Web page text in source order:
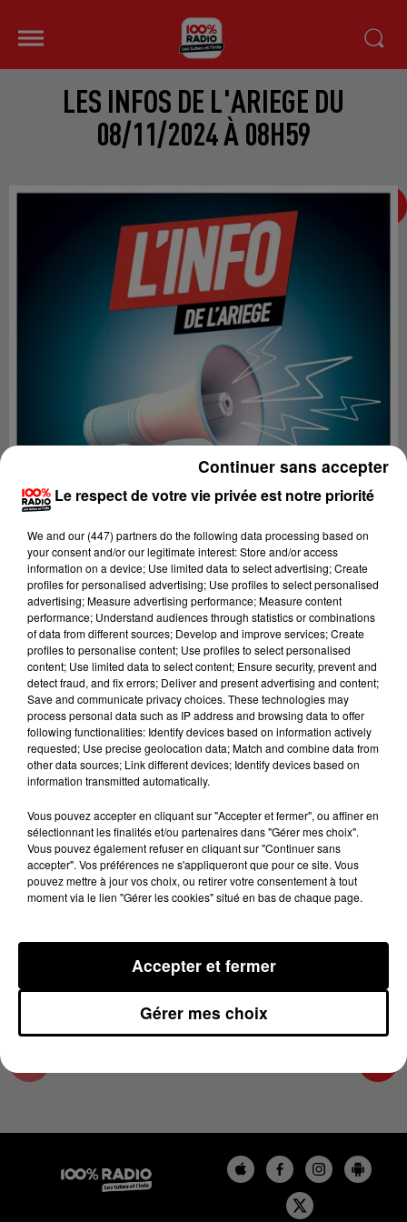
LES INFOS DE L'ARIEGE DU
08/11/2024 À 08H59
Lecture (4 min 21 sec)
100%
100% Radio les infos de l'Ariege
8 novembre 2024 - 4 min 21 sec
LES INFOS DE L'ARIEGE DU 08/11/2024 À
08H59
Podcasts infos de l'Ariège
Le respect de votre vie privée est notre priorité
We and our (447) partnersdo the following data processing based on
your consent and/or our legitimate interest: Store and/or access
information on a device; Use limited data to select advertising; Create
profiles for personalised advertising; Use profiles to select personalised
advertising; Measure advertising performance; Measure content
performance; Understand audiences through statistics or combinations
of data from different sources; Develop and improve services; Create
profiles to personalise content; Use profiles to select personalised
content; Use limited data to select content; Ensure security, prevent and
detect fraud, and fix errors; Deliver and present advertising and content;
Save and communicate privacy choices. These technologies may
process personal data such as IP address and browsing data to offer
following functionalities: Identify devices based on information actively
requested; Use precise geolocation data; Match and combine data from
other data sources; Link different devices; Identify devices based on
information transmitted automatically.
Vous pouvez accepter en cliquant sur "Accepter et fermer", ou affiner en
sélectionnant les finalités et/ou partenaires dans "Gérer mes choix".
Vous pouvez également refuser en cliquant sur "Continuer sans
accepter". Vos préférences ne s'appliqueront que pour ce site. Vous
pouvez mettre à jour vos choix, ou retirer votre consentement à tout
moment via le lien "Gérer les cookies" situé en bas de chaque page.
Gérer mes choix
Accepter et fermer
Continuer sans accepter